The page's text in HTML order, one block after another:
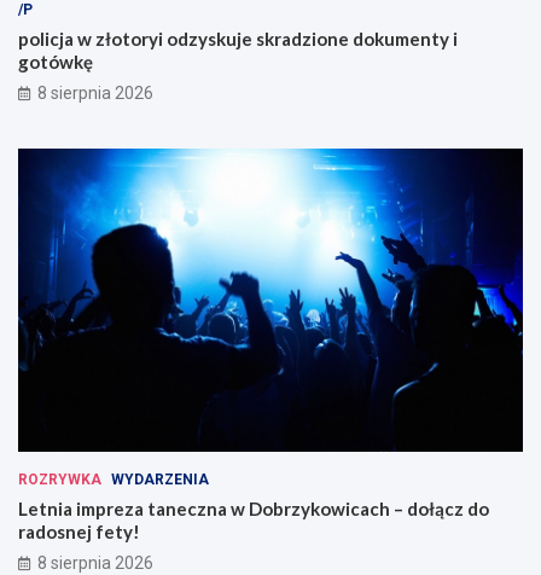
/P
policja w złotoryi odzyskuje skradzione dokumenty i
gotówkę
8 sierpnia 2026
ROZRYWKA WYDARZENIA
Letnia impreza taneczna w Dobrzykowicach – dołącz do
radosnej fety!
8 sierpnia 2026